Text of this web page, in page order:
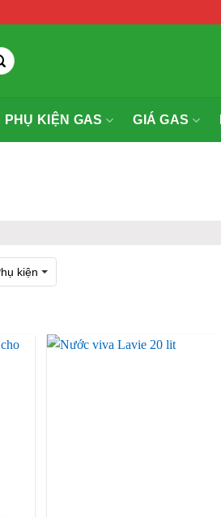
PHỤ KIỆN GAS GIÁ GAS
kiện